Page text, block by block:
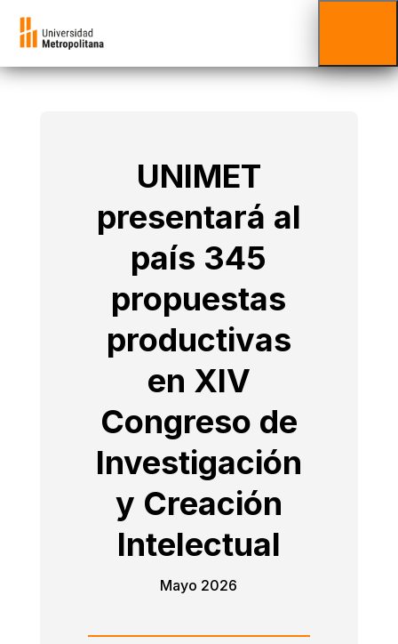
UNIMET
presentará al
país 345
propuestas
productivas
en XIV
Congreso de
Investigación
y Creación
Intelectual
Mayo 2026